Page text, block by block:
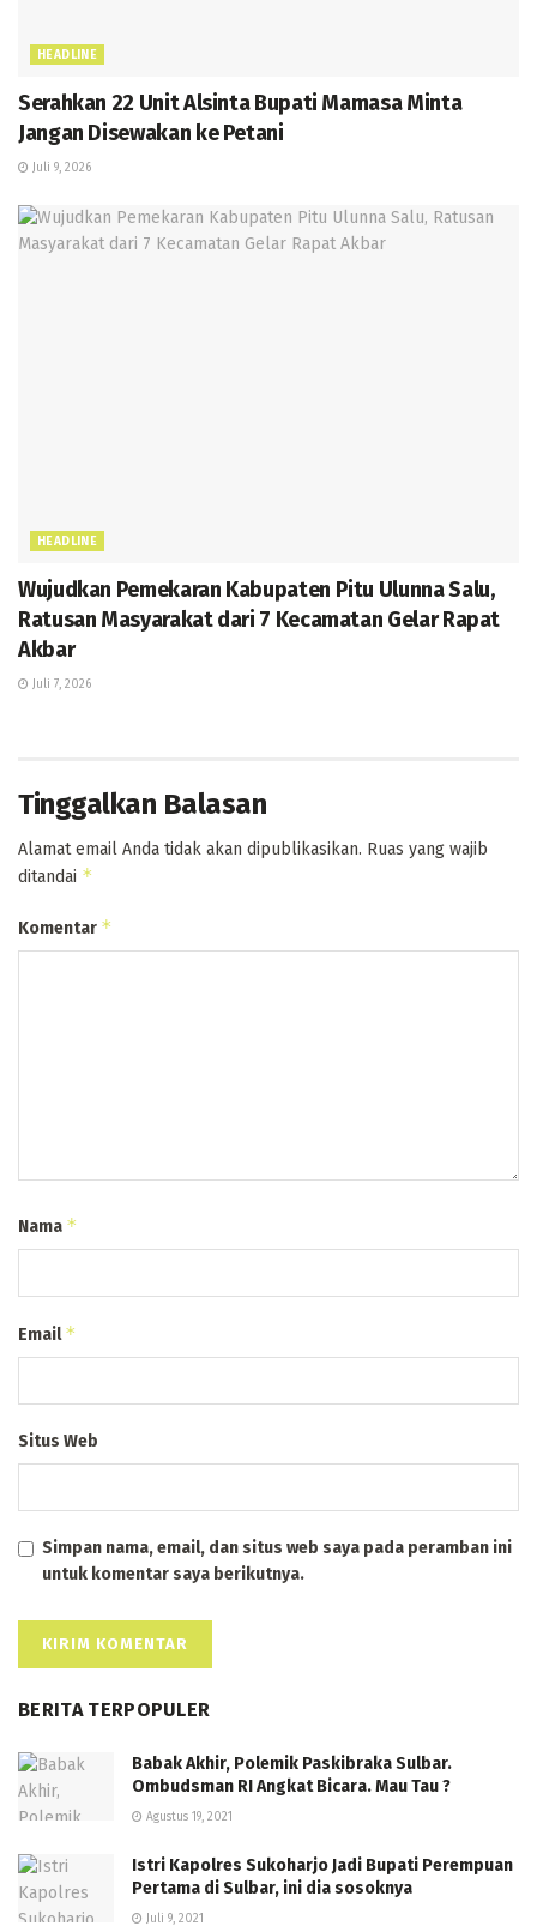
HEADLINE
Serahkan 22 Unit Alsinta Bupati Mamasa Minta
Jangan Disewakan ke Petani
Juli 9, 2026
HEADLINE
Wujudkan Pemekaran Kabupaten Pitu Ulunna Salu,
Ratusan Masyarakat dari 7 Kecamatan Gelar Rapat
Akbar
Juli 7, 2026
Tinggalkan Balasan
Alamat email Anda tidak akan dipublikasikan. Ruas yang wajib
ditandai *
Komentar *
Nama *
Email*
Situs Web
Simpan nama, email, dan situs web saya pada peramban ini
untuk komentar saya berikutnya.
BERITA TERPOPULER
Babak Akhir, Polemik Paskibraka Sulbar.
Ombudsman RI Angkat Bicara. Mau Tau ?
Agustus 19, 2021
Istri Kapolres Sukoharjo Jadi Bupati Perempuan
Pertama di Sulbar, ini dia sosoknya
Juli 9, 2021